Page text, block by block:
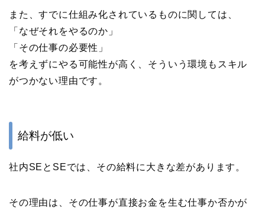
また、すでに仕組み化されているものに関しては、
「なぜそれをやるのか」
「その仕事の必要性」
を考えずにやる可能性が高く、そういう環境もスキル
がつかない理由です。
給料が低い
社内SEとSEでは、その給料に大きな差があります。
その理由は、その仕事が直接お金を生む仕事か否かが